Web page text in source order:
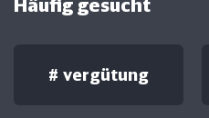
Häufig gesucht
# vergütung